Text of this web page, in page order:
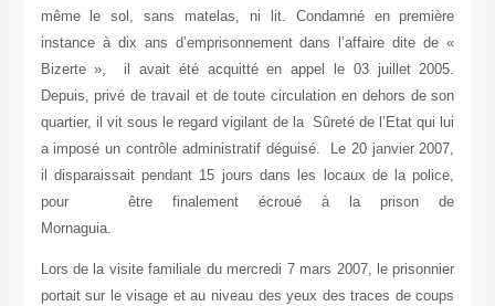
même le sol, sans matelas, ni lit. Condamné en première
instance à dix ans d’emprisonnement dans l’affaire dite de «
Bizerte », il avait été acquitté en appel le 03 juillet 2005.
Depuis, privé de travail et de toute circulation en dehors de son
quartier, il vit sous le regard vigilant de la Sûreté de l’Etat qui lui
a imposé un contrôle administratif déguisé.
Le 20 janvier 2007,
il disparaissait pendant 15 jours dans les locaux de la police,
pour être finalement écroué à la prison de
Mornaguia.
Lors de la visite familiale du mercredi 7 mars 2007, le prisonnier
portait sur le visage et au niveau des yeux des traces de coups